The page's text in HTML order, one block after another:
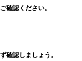
確認ください。
確認しましょう。